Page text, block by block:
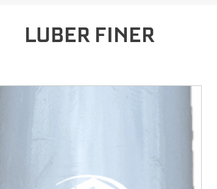
LUBER FINER